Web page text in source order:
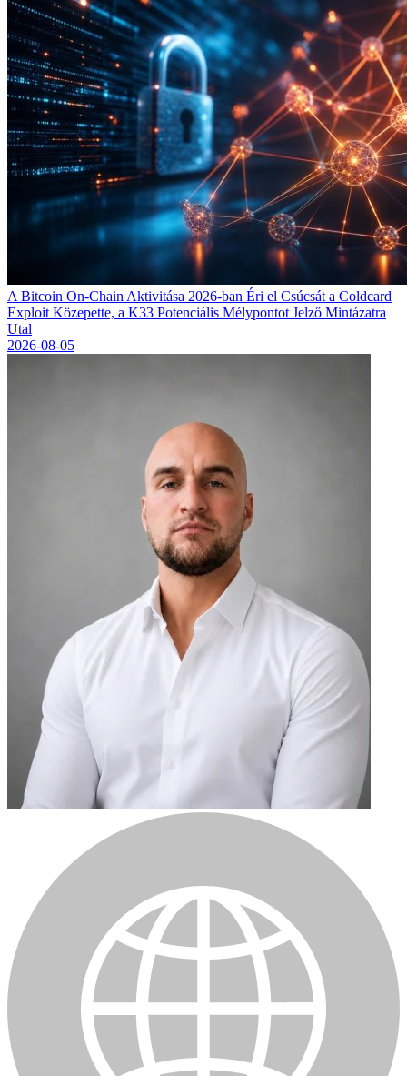
A Bitcoin On-Chain Aktivitása 2026-ban Éri el Csúcsát a Coldcard
Exploit Közepette, a K33 Potenciális Mélypontot Jelző Mintázatra
Utal
2026-08-05